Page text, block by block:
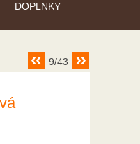
DOPLNKY
9/43